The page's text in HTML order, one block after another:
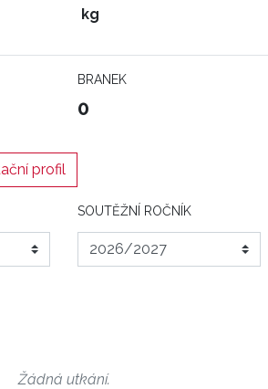
kg
BRANEK
0
profil
SOUTĚŽNÍ ROČNÍK
Žádná utkání.